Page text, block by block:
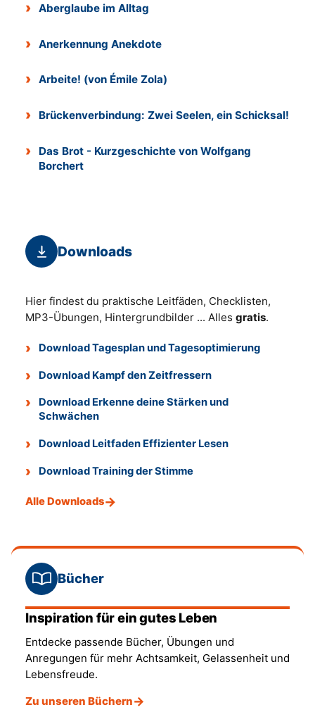
Aberglaube im Alltag
Anerkennung Anekdote
Arbeite! (von Émile Zola)
Brückenverbindung: Zwei Seelen, ein Schicksal!
Das Brot - Kurzgeschichte von Wolfgang
Borchert
Downloads
Hier findest du praktische Leitfäden, Checklisten,
MP3-Übungen, Hintergrundbilder ... Alles gratis.
Download Tagesplan und Tagesoptimierung
Download Kampf den Zeitfressern
Download Erkenne deine Stärken und
Schwächen
Download Leitfaden Effizienter Lesen
Download Training der Stimme
Alle Downloads
Bücher
Inspiration für ein gutes Leben
Entdecke passende Bücher, Übungen und
Anregungen für mehr Achtsamkeit, Gelassenheit und
Lebensfreude.
Zu unseren Büchern